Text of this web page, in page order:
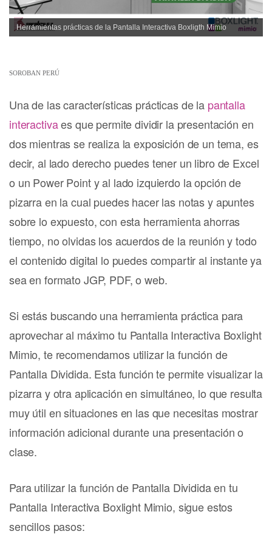
Herramientas prácticas de la Pantalla Interactiva Boxligth Mimio
SOROBAN PERÚ
Una de las características prácticas de la pantalla
interactivaes que permite dividir la presentación en
dos mientras se realiza la exposición de un tema, es
decir, al lado derecho puedes tener un libro de Excel
o un Power Point y al lado izquierdo la opción de
pizarra en la cual puedes hacer las notas y apuntes
sobre lo expuesto, con esta herramienta ahorras
tiempo, no olvidas los acuerdos de la reunión y todo
el contenido digital lo puedes compartir al instante ya
sea en formato JGP, PDF, o web.
Si estás buscando una herramienta práctica para
aprovechar al máximo tu Pantalla Interactiva Boxlight
Mimio, te recomendamos utilizar la función de
Pantalla Dividida. Esta función te permite visualizar la
pizarra y otra aplicación en simultáneo, lo que resulta
muy útil en situaciones en las que necesitas mostrar
información adicional durante una presentación o
clase.
Para utilizar la función de Pantalla Dividida en tu
Pantalla Interactiva Boxlight Mimio, sigue estos
sencillos pasos: